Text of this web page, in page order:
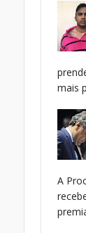
mais
A